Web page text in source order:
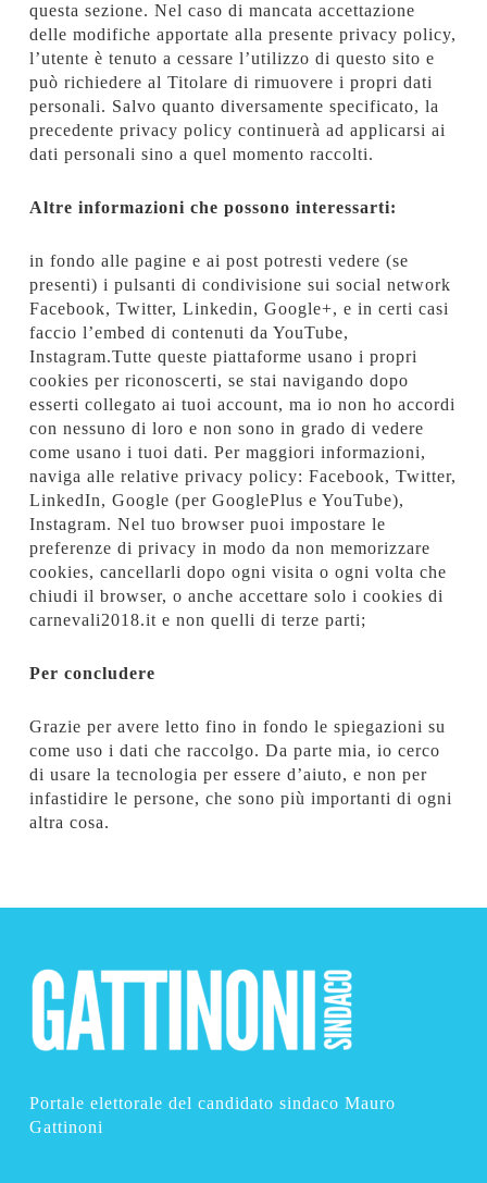
questa sezione. Nel caso di mancata accettazione
delle modifiche apportate alla presente privacy policy,
l’utente è tenuto a cessare l’utilizzo di questo sito e
può richiedere al Titolare di rimuovere i propri dati
personali. Salvo quanto diversamente specificato, la
precedente privacy policy continuerà ad applicarsi ai
dati personali sino a quel momento raccolti.
Altre informazioni che possono interessarti:
in fondo alle pagine e ai post potresti vedere (se
presenti) i pulsanti di condivisione sui social network
Facebook, Twitter, Linkedin, Google+, e in certi casi
faccio l’embed di contenuti da YouTube,
Instagram.Tutte queste piattaforme usano i propri
cookies per riconoscerti, se stai navigando dopo
esserti collegato ai tuoi account, ma io non ho accordi
con nessuno di loro e non sono in grado di vedere
come usano i tuoi dati. Per maggiori informazioni,
naviga alle relative privacy policy: Facebook, Twitter,
LinkedIn, Google (per GooglePlus e YouTube),
Instagram. Nel tuo browser puoi impostare le
preferenze di privacy in modo da non memorizzare
cookies, cancellarli dopo ogni visita o ogni volta che
chiudi il browser, o anche accettare solo i cookies di
carnevali2018.it e non quelli di terze parti;
Per concludere
Grazie per avere letto fino in fondo le spiegazioni su
come uso i dati che raccolgo. Da parte mia, io cerco
di usare la tecnologia per essere d’aiuto, e non per
infastidire le persone, che sono più importanti di ogni
altra cosa.
Portale elettorale del candidato sindaco Mauro
Gattinoni